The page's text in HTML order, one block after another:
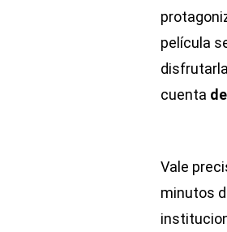
película
cuenta
Vale
minutos